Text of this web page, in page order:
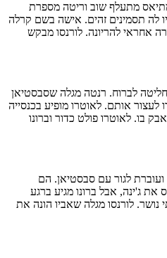
מתעלף שוב וריטה מספרת
לה תסמינים זהים. אישה בשם קרלה
אחראי להריונה. לורנסו מבקש
לברוח. רנטה מגלה שסבסטיאן
אותם. לאוטרו מופיע בכנסייה
בו. לאוטרו פולט כדור וברונו
לגור עם סבסטיאן. הם
ג'ינה, אבל ברונו מגיע ברגע
נושר. לורנסו מגלה שאביו הונה את